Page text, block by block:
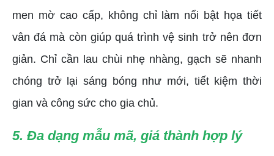
men mờ cao cấp, không chỉ làm nổi bật họa tiết
vân đá mà còn giúp quá trình vệ sinh trở nên đơn
giản. Chỉ cần lau chùi nhẹ nhàng, gạch sẽ nhanh
chóng trở lại sáng bóng như mới, tiết kiệm thời
gian và công sức cho gia chủ.
5. Đa dạng mẫu mã, giá thành hợp lý